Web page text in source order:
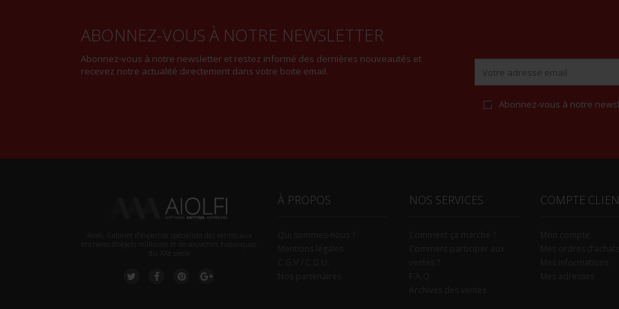
ABONNEZ-VOUS À NOTRE NEWSLETTER
Abonnez-vous à notre newsletter et restez informé des dernières nouveautés et
recevez notre actualité directement dans votre boite email.
Abonnez-vous à notre
À PROPOS NOS SERVICES COMPTE